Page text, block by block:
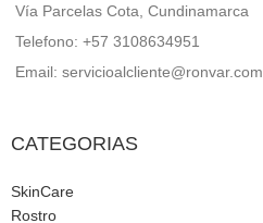
Vía Parcelas Cota, Cundinamarca
Telefono: +57 3108634951
Email: servicioalcliente@ronvar.com
CATEGORIAS
SkinCare
Rostro